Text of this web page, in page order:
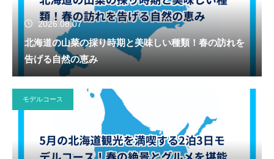
2026.08.07
北海道の山菜の採り時期と美味しい種類！春の訪れを
告げる自然の恵み
モデルコース